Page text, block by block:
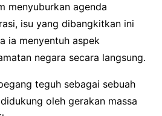
menyuburkan agenda
isu yang dibangkitkan ini
ia menyentuh aspek
negara secara langsung.
teguh sebagai sebuah
oleh gerakan massa